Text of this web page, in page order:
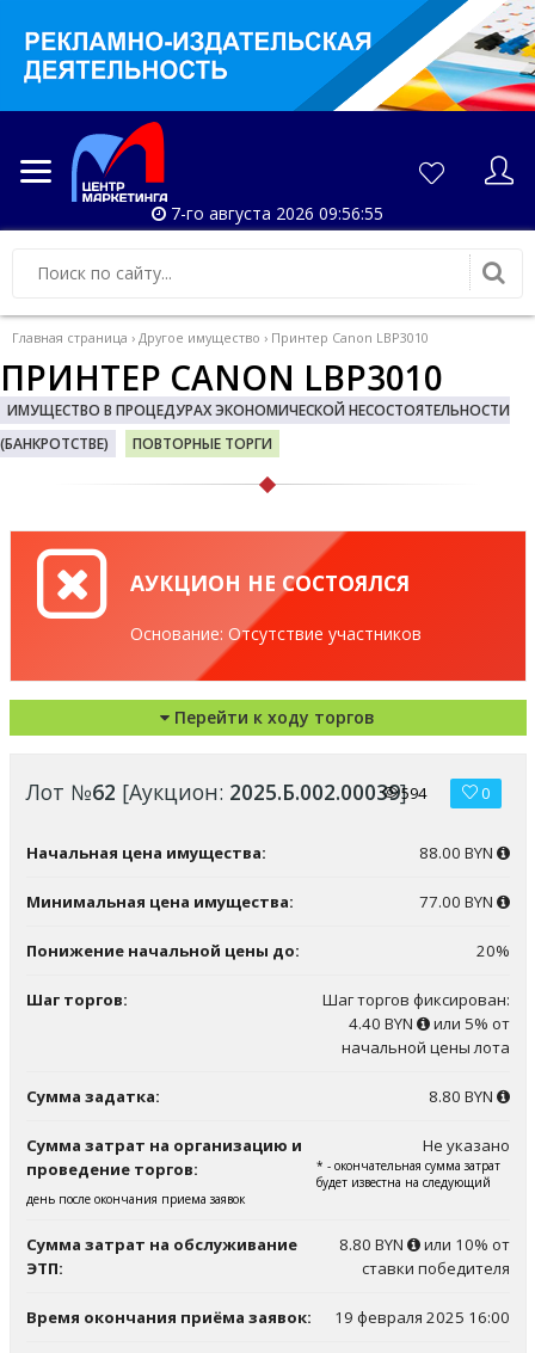
7-го августа 2026 09:56:56
Главная страница › Другое имущество › Принтер Canon LBP3010
ПРИНТЕР CANON LBP3010
ИМУЩЕСТВО В ПРОЦЕДУРАХ ЭКОНОМИЧЕСКОЙ НЕСОСТОЯТЕЛЬНОСТИ
(БАНКРОТСТВЕ)
ПОВТОРНЫЕ ТОРГИ
АУКЦИОН НЕ СОСТОЯЛСЯ
Основание: Отсутствие участников
Перейти к ходу торгов
Лот №62 [Аукцион: 2025.Б.002.00039]594 0
Начальная цена имущества: 88.00 BYN
Минимальная цена имущества: 77.00 BYN
Понижение начальной цены до: 20%
Шаг торгов:
Шаг торгов фиксирован:
4.40 BYN
или 5% от
начальной цены лота
Сумма задатка: 8.80 BYN
Сумма затрат на организацию и
проведение торгов:
Не указано
* - окончательная сумма затрат
будет известна на следующий
день после окончания приема заявок
Сумма затрат на обслуживание
ЭТП:
8.80 BYN
или 10% от
ставки победителя
Время окончания приёма заявок: 19 февраля 2025 16:00